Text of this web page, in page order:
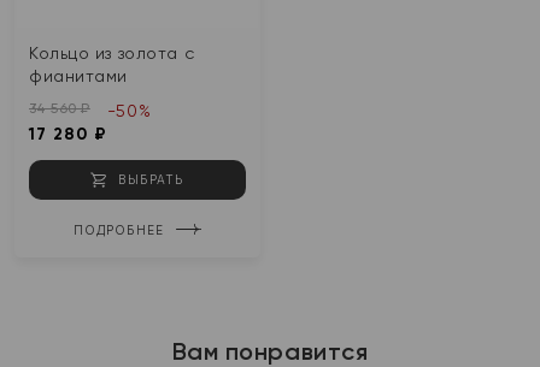
Кольцо из золота с
фианитами
34 560 ₽
17 280 ₽
-50%
ВЫБРАТЬ
ПОДРОБНЕЕ
Вам понравится